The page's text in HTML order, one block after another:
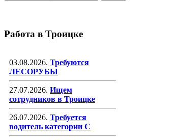
Работа в Троицке
03.08.2026. Требуются
ЛЕСОРУБЫ
27.07.2026. Ищем
сотрудников в Троицке
26.07.2026. Требуется
водитель категории С